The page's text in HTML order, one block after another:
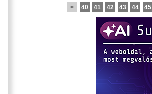
<
40 41 42 43 44 45